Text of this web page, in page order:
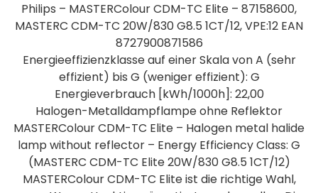
Philips – MASTERColour CDM-TC Elite – 87158600,
MASTERC CDM-TC 20W/830 G8.5 1CT/12, VPE:12 EAN
8727900871586
Energieeffizienzklasse auf einer Skala von A (sehr
effizient) bis G (weniger effizient): G
Energieverbrauch [kWh/1000h]: 22,00
Halogen-Metalldampflampe ohne Reflektor
MASTERColour CDM-TC Elite – Halogen metal halide
lamp without reflector – Energy Efficiency Class: G
(MASTERC CDM-TC Elite 20W/830 G8.5 1CT/12)
MASTERColour CDM-TC Elite ist die richtige Wahl,